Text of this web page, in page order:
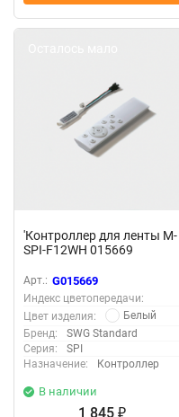
'Контроллер для ленты M-
SPI-F12WH 015669
Арт.: G015669
Индекс цветопередачи:
Цвет изделия:
Белый
Бренд:
SWG Standard
Серия:
SPI
Назначение:
Контроллер
В наличии
1 845 ₽